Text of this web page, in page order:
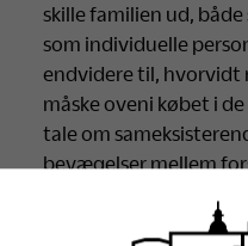
skille familien ud,
som individuelle
endvidere til, hvorvidt
måske oveni købet i
tale om
bevægelser mellem
Signe Boeskov er